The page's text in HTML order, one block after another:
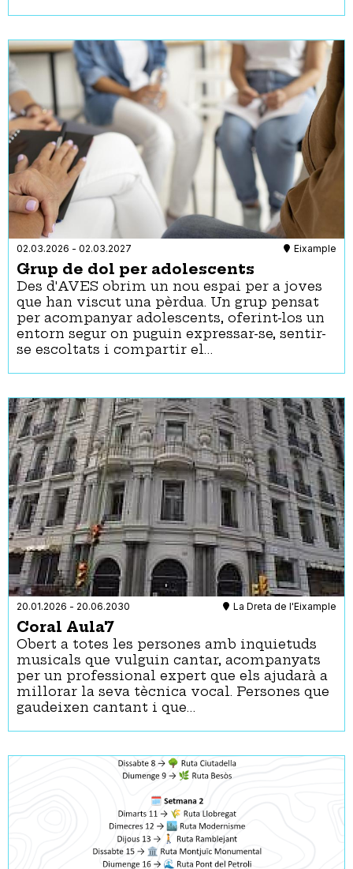
02.03.2026 - 02.03.2027 Eixample
Grup de dol per adolescents
Des d'AVES obrim un nou espai per a joves
que han viscut una pèrdua. Un grup pensat
per acompanyar adolescents, oferint-los un
entorn segur on puguin expressar-se, sentir-
se escoltats i compartir el…
20.01.2026 - 20.06.2030 La Dreta de l'Eixample
Coral Aula7
Obert a totes les persones amb inquietuds
musicals que vulguin cantar, acompanyats
per un professional expert que els ajudarà a
millorar la seva tècnica vocal. Persones que
gaudeixen cantant i que…